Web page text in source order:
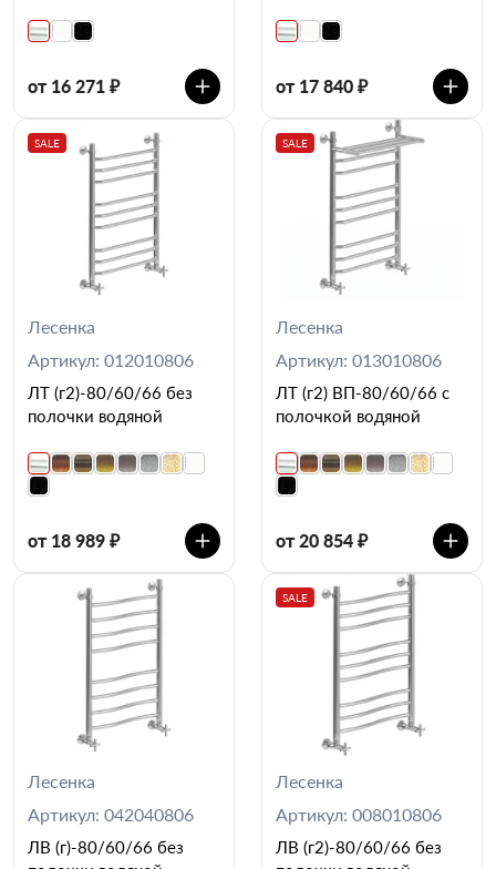
от 16 271 ₽ от 17 840 ₽
SALE
Лесенка
Артикул: 012010806
ЛТ (г2)-80/60/66 без
полочки водяной
от 18 989 ₽
SALE
Лесенка
Артикул: 013010806
ЛТ (г2) ВП-80/60/66 с
полочкой водяной
от 20 854 ₽
Лесенка
Артикул: 042040806
ЛВ (г)-80/60/66 без
SALE
Лесенка
Артикул: 008010806
ЛВ (г2)-80/60/66 без